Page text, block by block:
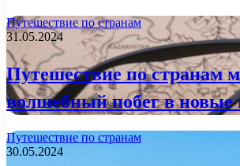
Путешествие по странам
31.05.2024
Путешествие по странам
волшебный побег в новые
Путешествие по странам
30.05.2024